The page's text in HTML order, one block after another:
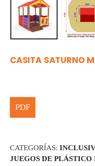
CASITA SATURNO
CATEGORÍAS:
JUEGOS DE